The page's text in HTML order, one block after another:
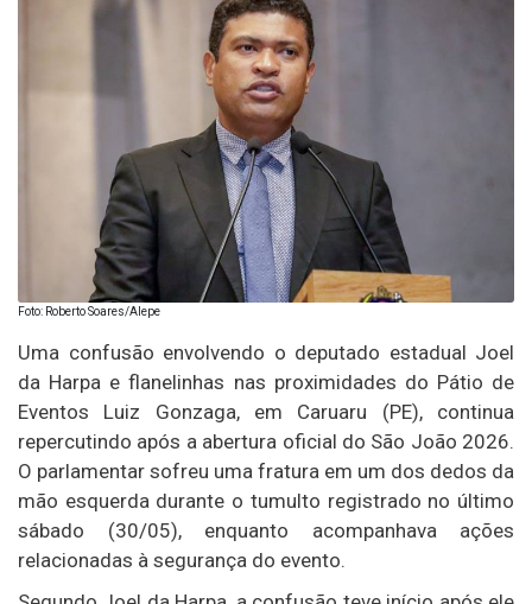
Foto: Roberto Soares/Alepe
Uma confusão envolvendo o deputado estadual Joel
da Harpa e flanelinhas nas proximidades do Pátio de
Eventos Luiz Gonzaga, em Caruaru (PE), continua
repercutindo após a abertura oficial do São João 2026.
O parlamentar sofreu uma fratura em um dos dedos da
mão esquerda durante o tumulto registrado no último
sábado (30/05), enquanto acompanhava ações
relacionadas à segurança do evento.